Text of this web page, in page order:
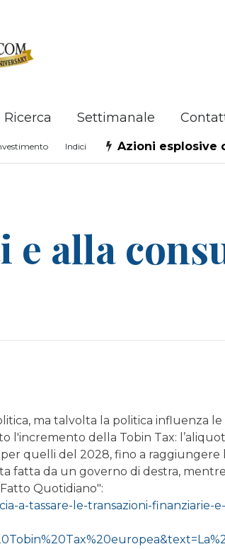
Ricerca Settimanale
Indici Azioni esplosive
e alla
ma talvolta la politica influenza le
l'incremento della Tobin Tax:
quelli del 2028, fino a raggiungere
fatta da un governo di destra,
Quotidiano":
a-tassare-le-transazioni-finanziarie-